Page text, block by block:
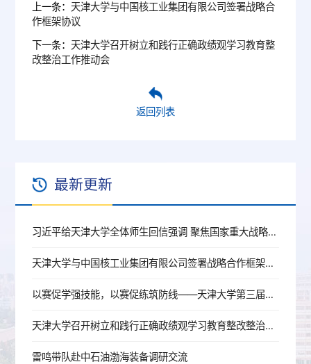
上一条： 天津大学与中国核工业集团有限公司签署战略合
作框架协议
下一条： 天津大学召开树立和践行正确政绩观学习教育整
改整治工作推动会
返回列表
最新更新
习近平给天津大学全体师生回信强调 聚焦国家重大战略需求提高人才培养质量 更好服务经济社会发展
天津大学与中国核工业集团有限公司签署战略合作框架协议
以赛促学强技能，以赛促练筑防线——天津大学第三届实验室安全技能大赛成功举办
天津大学召开树立和践行正确政绩观学习教育整改整治工作推动会
雷鸣带队赴中石油渤海装备调研交流